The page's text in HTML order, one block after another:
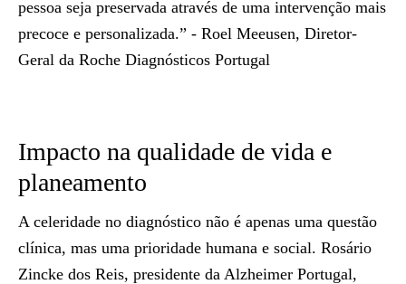
pessoa seja preservada através de uma intervenção mais
precoce e personalizada.” - Roel Meeusen, Diretor-
Geral da Roche Diagnósticos Portugal
Impacto na qualidade de vida e
planeamento
A celeridade no diagnóstico não é apenas uma questão
clínica, mas uma prioridade humana e social. Rosário
Zincke dos Reis, presidente da Alzheimer Portugal,